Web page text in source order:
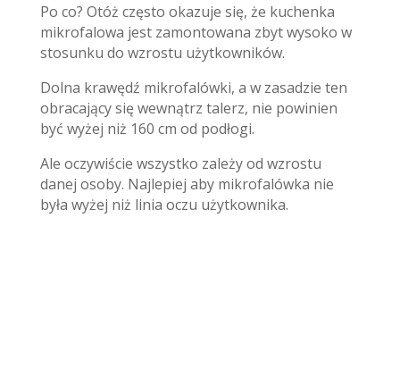
Po co? Otóż często okazuje się, że kuchenka
mikrofalowa jest zamontowana zbyt wysoko w
stosunku do wzrostu użytkowników.
Dolna krawędź mikrofalówki, a w zasadzie ten
obracający się wewnątrz talerz, nie powinien
być wyżej niż 160 cm od podłogi.
Ale oczywiście wszystko zależy od wzrostu
danej osoby. Najlepiej aby mikrofalówka nie
była wyżej niż linia oczu użytkownika.